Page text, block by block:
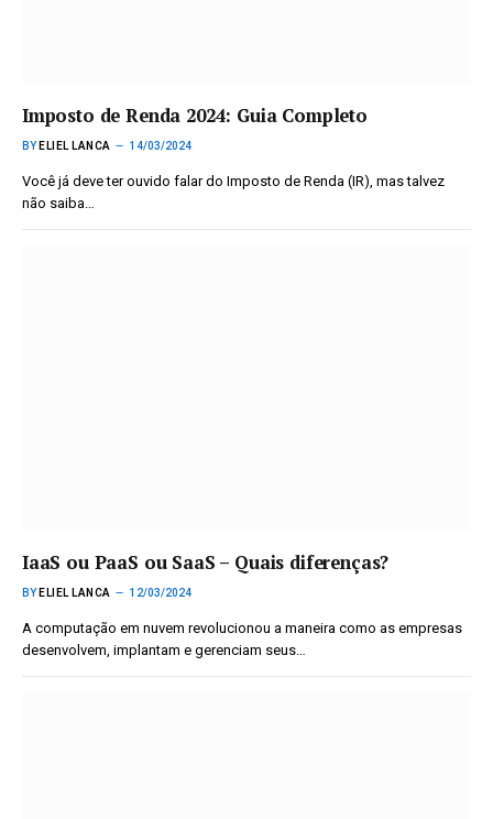
Imposto de Renda 2024: Guia Completo
BY ELIEL LANCA 14/03/2024
Você já deve ter ouvido falar do Imposto de Renda (IR), mas talvez
não saiba…
IaaS ou PaaS ou SaaS – Quais diferenças?
BY ELIEL LANCA 12/03/2024
A computação em nuvem revolucionou a maneira como as empresas
desenvolvem, implantam e gerenciam seus…